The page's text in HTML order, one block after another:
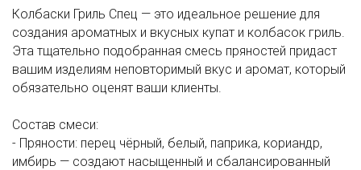
Колбаски Гриль Спец — это идеальное решение для
создания ароматных и вкусных купат и колбасок гриль.
Эта тщательно подобранная смесь пряностей придаст
вашим изделиям неповторимый вкус и аромат, который
обязательно оценят ваши клиенты.
Состав смеси:
- Пряности: перец чёрный, белый, паприка, кориандр,
имбирь — создают насыщенный и сбалансированный